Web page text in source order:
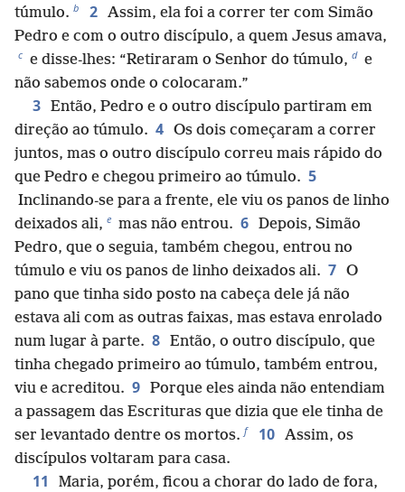
túmulo. b 2 Assim, ela foi a correr ter com Simão
Pedro e com o outro discípulo, a quem Jesus amava,
c e disse-lhes: “Retiraram o Senhor do túmulo, d e
não sabemos onde o colocaram.”
3 Então, Pedro e o outro discípulo partiram em
direção ao túmulo. 4 Os dois começaram a correr
juntos, mas o outro discípulo correu mais rápido do
que Pedro e chegou primeiro ao túmulo. 5
Inclinando-se para a frente, ele viu os panos de linho
deixados ali, e mas não entrou. 6 Depois, Simão
Pedro, que o seguia, também chegou, entrou no
túmulo e viu os panos de linho deixados ali. 7 O
pano que tinha sido posto na cabeça dele já não
estava ali com as outras faixas, mas estava enrolado
num lugar à parte. 8 Então, o outro discípulo, que
tinha chegado primeiro ao túmulo, também entrou,
viu e acreditou. 9 Porque eles ainda não entendiam
a passagem das Escrituras que dizia que ele tinha de
ser levantado dentre os mortos. f 10 Assim, os
discípulos voltaram para casa.
11
Maria, porém, ficou a chorar do lado de fora,